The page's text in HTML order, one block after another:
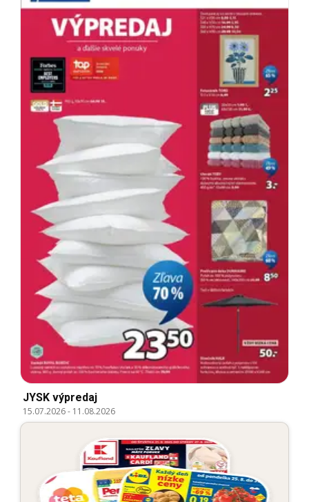
JYSK výpredaj
15.07.2026- 11.08.2026